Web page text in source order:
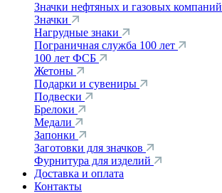
Значки нефтяных и газовых компаний
Значки
Нагрудные знаки
Пограничная служба 100 лет
100 лет ФСБ
Жетоны
Подарки и сувениры
Подвески
Брелоки
Медали
Запонки
Заготовки для значков
Фурнитура для изделий
Доставка и оплата
Контакты